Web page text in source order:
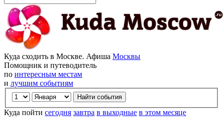
Куда сходить в Москве. Афиша Москвы
Помощник и путеводитель
по интересным местам
и лучшим событиям
Куда пойти сегодня завтра в выходные в этом месяце